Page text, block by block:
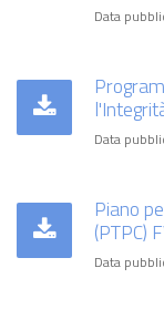
Data
Data
Piano
(PTPC)
Data